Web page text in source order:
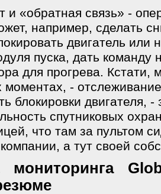
и «обратная связь» -
например, сделать
двигатель или
пуска, дать команду
для прогрева. Кстати,
моментах, -
блокировки двигателя, -
спутниковых
что там за пультом
а тут своей
мониторинга